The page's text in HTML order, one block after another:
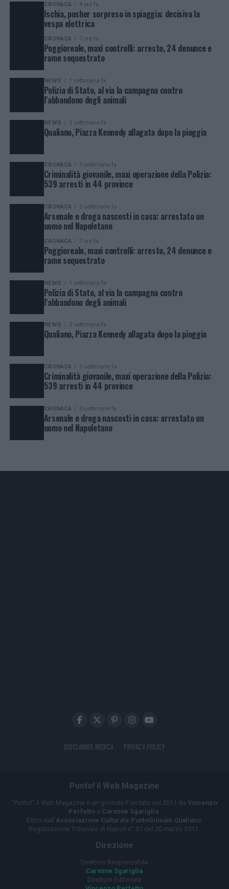
CRONACA 4 ore fa
Ischia, pusher sorpreso in spiaggia: decisiva la
vespa elettrica
CRONACA 7 ore fa
Poggioreale, maxi controlli: arresto, 24 denunce e
rame sequestrato
NEWS 1 settimana fa
Polizia di Stato, al via la campagna contro
l’abbandono degli animali
NEWS 2 settimane fa
Qualiano, Piazza Kennedy allagata dopo la pioggia
CRONACA 3 settimane fa
Criminalità giovanile, maxi operazione della Polizia:
539 arresti in 44 province
CRONACA 3 settimane fa
Arsenale e droga nascosti in casa: arrestato un
uomo nel Napoletano
CRONACA 7 ore fa
Poggioreale, maxi controlli: arresto, 24 denunce e
rame sequestrato
NEWS 1 settimana fa
Polizia di Stato, al via la campagna contro
l’abbandono degli animali
NEWS 2 settimane fa
Qualiano, Piazza Kennedy allagata dopo la pioggia
CRONACA 3 settimane fa
Criminalità giovanile, maxi operazione della Polizia:
539 arresti in 44 province
CRONACA 3 settimane fa
Arsenale e droga nascosti in casa: arrestato un
uomo nel Napoletano
DISCLAIMER MEDICA PRIVACY POLICY
Punto! il Web Magazine
"Punto!" il Web Magazine è un giornale Fondato nel 2011 da Vincenzo
Perfetto e Carmine Sgariglia.
Edito dall'Associazione Culturale PuntoGiovani Qualiano.
Registrazione Tribunale di Napoli n° 31 del 30 marzo 2011.
Direzione
Direttore Responsabile
Carmine Sgariglia
Direttore Editoriale